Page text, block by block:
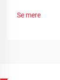
Se mere